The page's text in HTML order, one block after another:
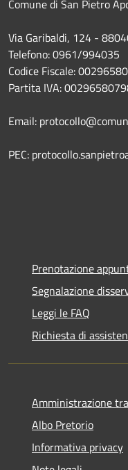
Comune di San Pietro
Via Garibaldi, 124 -
Telefono: 0961/994035
Codice Fiscale:
Partita IVA:
Email:
PEC:
Prenotazione
Segnalazione
Leggi le FAQ
Richiesta di
Amministrazione
Albo Pretorio
Informativa privacy